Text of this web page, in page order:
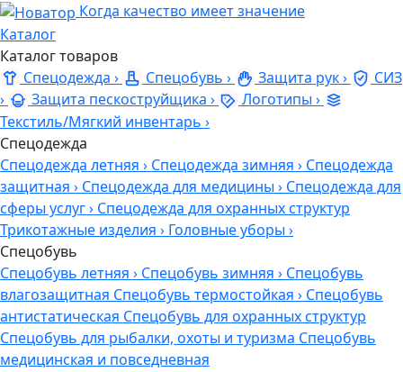
Когда качество имеет значение
Каталог
Каталог товаров
Спецодежда › Спецобувь › Защита рук›
СИЗ
›
Защита пескоструйщика › Логотипы ›
Текстиль/Мягкий инвентарь ›
Спецодежда
Спецодежда летняя › Спецодежда зимняя › Спецодежда
защитная › Спецодежда для медицины › Спецодежда для
сферы услуг› Спецодежда для охранных структур
Трикотажные изделия › Головные уборы ›
Спецобувь
Спецобувь летняя › Спецобувь зимняя › Спецобувь
влагозащитная Спецобувь термостойкая › Спецобувь
антистатическая Спецобувь для охранных структур
Спецобувь для рыбалки, охоты и туризма Спецобувь
медицинская и повседневная